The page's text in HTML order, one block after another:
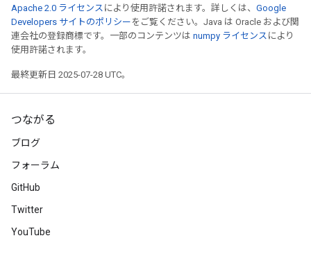
Apache 2.0 ライセンス により使用許諾されます。詳しくは、 Google
Developers サイトのポリシー をご覧ください。Java は Oracle および関
連会社の登録商標です。一部のコンテンツは numpy ライセンス により
使用許諾されます。
最終更新日 2025-07-28 UTC。
つながる
ブログ
フォーラム
GitHub
Twitter
YouTube